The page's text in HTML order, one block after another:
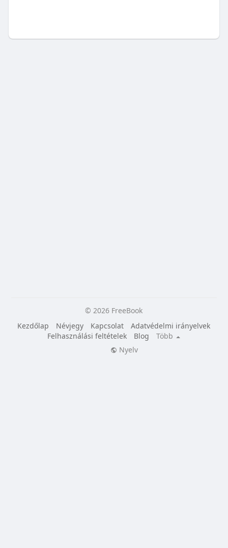
© 2026 FreeBook
Kezdőlap
Névjegy Kapcsolat
Adatvédelmi irányelvek
Felhasználási feltételek
Blog
Több
Nyelv